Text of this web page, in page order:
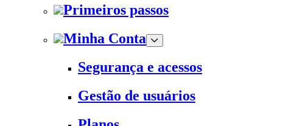
Primeiros passos
Minha Conta
Segurança e acessos
Gestão de usuários